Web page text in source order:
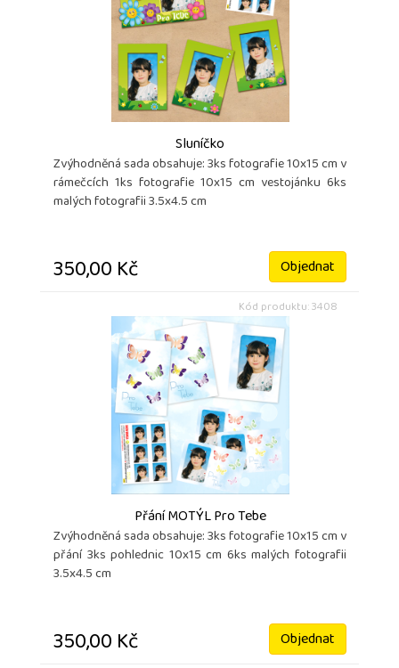
Sluníčko
Zvýhodněná sada obsahuje: 3ks fotografie 10x15 cm v
rámečcích 1ks fotografie 10x15 cm vestojánku 6ks
malých fotografii 3.5x4.5 cm
350,00 Kč Objednat
Kód produktu: 3408
Přání MOTÝL Pro Tebe
Zvýhodněná sada obsahuje: 3ks fotografie 10x15 cm v
přání 3ks pohlednic 10x15 cm 6ks malých fotografii
3.5x4.5 cm
350,00 Kč Objednat